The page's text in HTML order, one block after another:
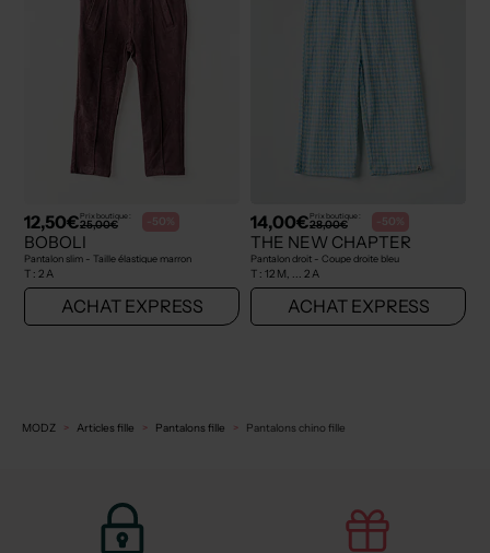
12,50€Prix boutique :
25,00€ -50%
BOBOLI
Pantalon slim - Taille élastique marron
T : 2 A
ACHAT EXPRESS
14,00€Prix boutique :
28,00€ -50%
THE NEW CHAPTER
Pantalon droit - Coupe droite bleu
T : 12 M, ... 2 A
ACHAT EXPRESS
MODZ Articles fille Pantalons fille Pantalons chino fille